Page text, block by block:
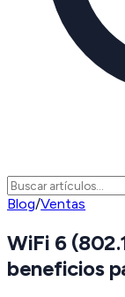
Blog/Ventas
WiFi 6
beneficios